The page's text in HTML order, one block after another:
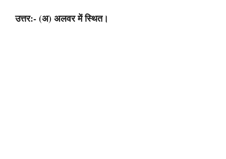
उत्तर:- (अ) अलवर में स्थित।